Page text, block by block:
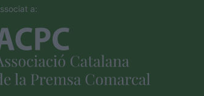
a: